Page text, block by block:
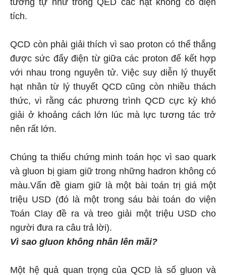
tương tự như trong QED các hạt không có điện
tích.
QCD còn phải giải thích vì sao proton có thể thắng
được sức đẩy điện từ giữa các proton để kết hợp
với nhau trong nguyên tử. Việc suy diễn lý thuyết
hạt nhân từ lý thuyết QCD cũng còn nhiều thách
thức, vì rằng các phương trình QCD cực kỳ khó
giải ở khoảng cách lớn lúc mà lực tương tác trở
nên rất lớn.
Chúng ta thiếu chứng minh toán học vì sao quark
và gluon bị giam giữ trong những hadron không có
màu.Vấn đề giam giữ là một bài toán trị giá một
triệu USD (đó là một trong sáu bài toán do viện
Toán Clay đề ra và treo giải một triệu USD cho
người đưa ra câu trả lời).
Vì sao gluon không nhân lên mãi?
Một hệ quả quan trọng của QCD là số gluon và